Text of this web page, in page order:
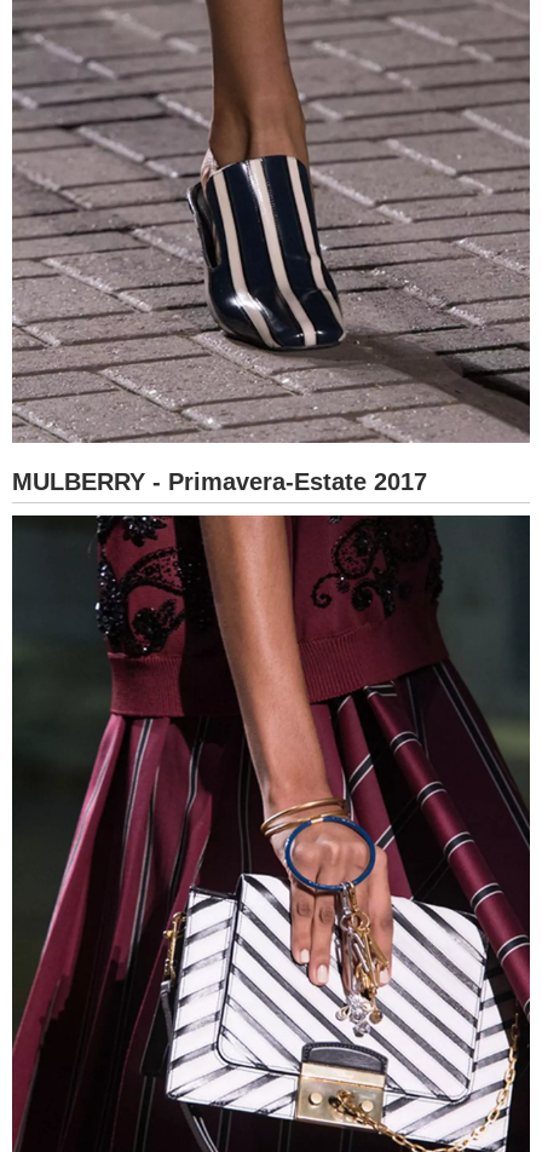
MULBERRY - Primavera-Estate 2017